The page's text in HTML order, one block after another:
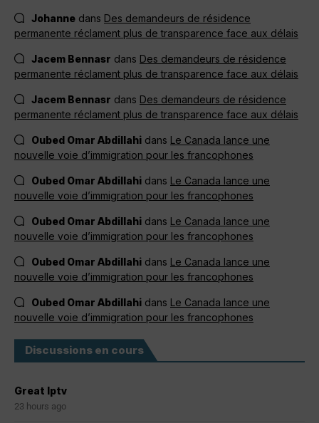
Johanne dans Des demandeurs de résidence
permanente réclament plus de transparence face aux délais
Jacem Bennasr dans Des demandeurs de résidence
permanente réclament plus de transparence face aux délais
Jacem Bennasr dans Des demandeurs de résidence
permanente réclament plus de transparence face aux délais
Oubed Omar Abdillahi dans Le Canada lance une
nouvelle voie d’immigration pour les francophones
Oubed Omar Abdillahi dans Le Canada lance une
nouvelle voie d’immigration pour les francophones
Oubed Omar Abdillahi dans Le Canada lance une
nouvelle voie d’immigration pour les francophones
Oubed Omar Abdillahi dans Le Canada lance une
nouvelle voie d’immigration pour les francophones
Oubed Omar Abdillahi dans Le Canada lance une
nouvelle voie d’immigration pour les francophones
Discussions en cours
Great Iptv
23 hours ago